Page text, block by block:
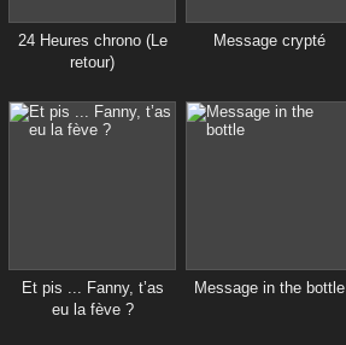
24 Heures chrono (Le
retour)
Message crypté
Et pis ... Fanny, t’as
eu la fève ?
Message in the bottle